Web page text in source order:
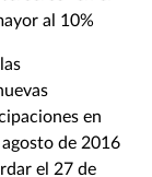
al 10%
en
de 2016
el 27 de